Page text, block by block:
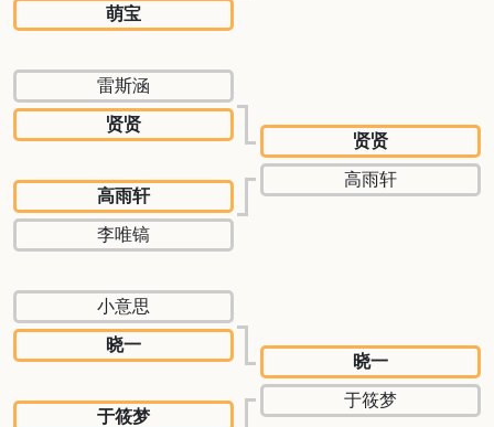
萌宝
雷斯涵
贤贤
高雨轩
李唯镐
小意思
晓一
于筱梦
贤贤
高雨轩
晓一
于筱梦